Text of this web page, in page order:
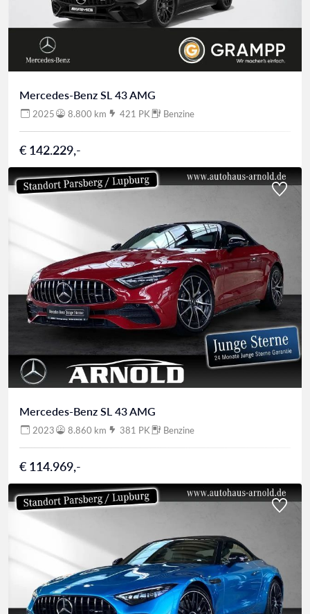
Mercedes-Benz SL 43 AMG
2025 8.800 km 421 PK Benzine
€ 142.229,-
Mercedes-Benz SL 43 AMG
2023 8.860 km 381 PK Benzine
€ 114.969,-